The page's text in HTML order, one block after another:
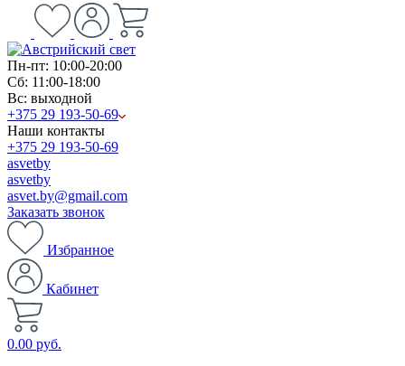
Пн-пт: 10:00-20:00
Сб: 11:00-18:00
Вс: выходной
+375 29 193-50-69
Наши контакты
+375 29 193-50-69
asvetby
asvetby
asvet.by@gmail.com
Заказать звонок
Избранное
Кабинет
0.00 руб.